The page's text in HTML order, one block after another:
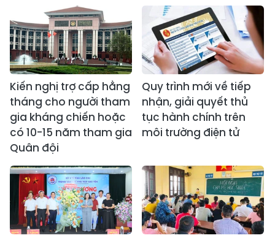
Kiến nghị trợ cấp hằng
tháng cho người tham
gia kháng chiến hoặc
có 10-15 năm tham gia
Quân đội
Quy trình mới về tiếp
nhận, giải quyết thủ
tục hành chính trên
môi trường điện tử